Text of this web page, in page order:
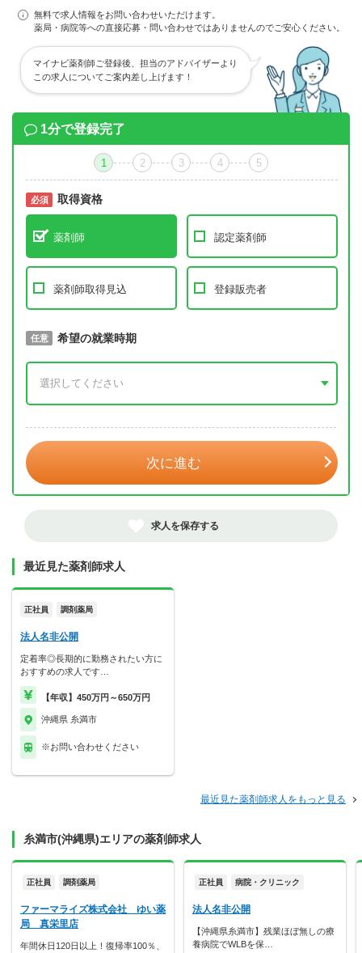
無料で求人情報をお問い合わせいただけます。
薬局・病院等への直接応募・問い合わせではありませんのでご安心ください。
マイナビ薬剤師ご登録後、担当のアドバイザーより
この求人についてご案内差し上げます！
1分で登録完了
1 2 3 4 5
必須 取得資格
薬剤師 認定薬剤師
薬剤師取得見込 登録販売者
必須 取得予定年
任意 希望の就業時期
次に進む
求人を保存する
最近見た薬剤師求人
正社員 調剤薬局
法人名非公開
定着率◎長期的に勤務されたい方に
おすすめの求人です…
【年収】450万円～650万円
沖縄県 糸満市
※お問い合わせください
最近見た薬剤師求人をもっと見る
糸満市(沖縄県)エリアの薬剤師求人
正社員 調剤薬局
ファーマライズ株式会社 ゆい薬
局 真栄里店
年間休日120日以上！復帰率100％、
正社員 病院・クリニック
法人名非公開
【沖縄県糸満市】残業ほぼ無しの療
養病院でWLBを保…